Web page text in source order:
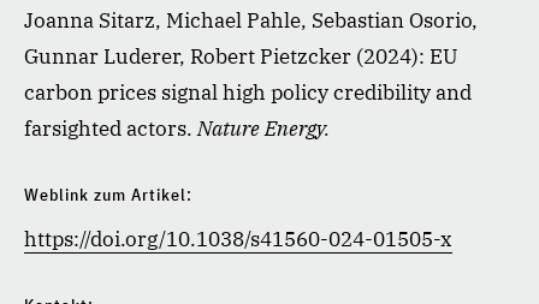
Joanna Sitarz, Michael Pahle, Sebastian Osorio,
Gunnar Luderer, Robert Pietzcker (2024): EU
carbon prices signal high policy credibility and
farsighted actors.Nature Energy.
Weblink zum Artikel:
https://doi.org/10.1038/s41560-024-01505-x